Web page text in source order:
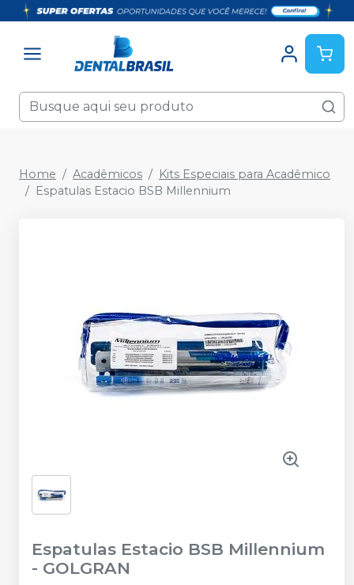
Home Acadêmicos
Kits Especiais para Acadêmico
Espatulas Estacio BSB Millennium
Espatulas Estacio BSB Millennium
- GOLGRAN